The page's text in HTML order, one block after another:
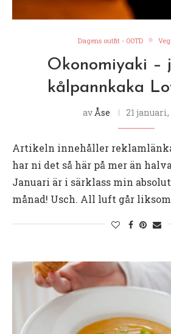
Dagens outfit - OOTD
Okonomiyaki –
kålpannkaka
av Åse 21 januari,
Artikeln innehåller
har ni det så här på mer än
Januari är i särklass min
månad! Usch. All luft går